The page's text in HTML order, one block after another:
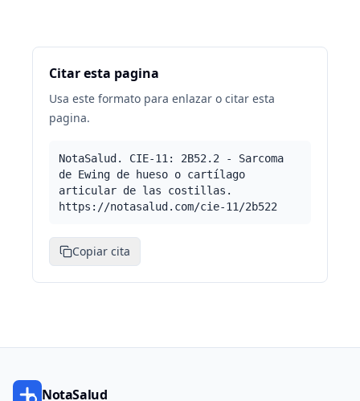
Citar esta pagina
Usa este formato para enlazar o citar esta
pagina.
NotaSalud. CIE-11: 2B52.2 - Sarcoma
de Ewing de hueso o cartílago
articular de las costillas.
https://notasalud.com/cie-11/2b522
Copiar cita
NotaSalud